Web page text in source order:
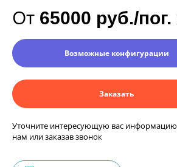
От 65000 руб./
Возможные конфигурации
Заказать
Уточните интересующую вас
нам или заказав звонок